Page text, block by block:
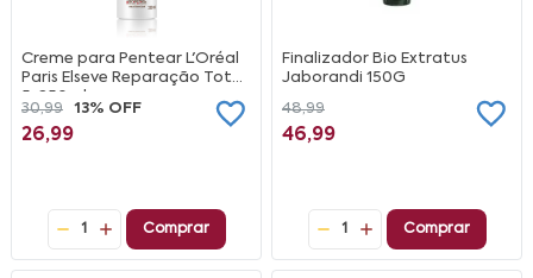
Creme para Pentear L'Oréal
Paris Elseve Reparação Total
5, 250ml
30,99 13% OFF
26,99
1 Comprar
Finalizador Bio Extratus
Jaborandi 150G
48,99
46,99
1 Comprar